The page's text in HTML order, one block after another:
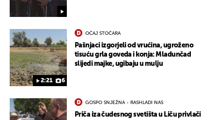
2:21 6
OČAJ STOČARA
Pašnjaci izgorjeli od vrućina, ugroženo
tisuću grla goveda i konja: Mladunčad
slijedi majke, ugibaju u mulju
GOSPO SNJEŽNA - RASHLADI NAS
Priča iza čudesnog svetišta u Liču privlači
UKLJUČITE NOTIFIKACIJE